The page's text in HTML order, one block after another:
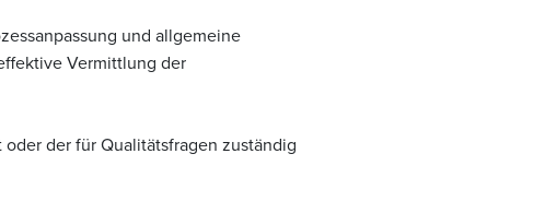
und allgemeine
Vermittlung der
der für Qualitätsfragen zuständig